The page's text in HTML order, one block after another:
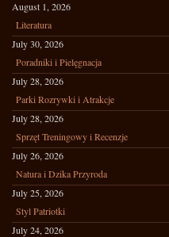
August 1, 2026
Literatura
July 30, 2026
Poradniki i Pielęgnacja
July 28, 2026
Parki Rozrywki i Atrakcje
July 28, 2026
Sprzęt Treningowy i Recenzje
July 26, 2026
Natura i Dzika Przyroda
July 25, 2026
Styl Patriotki
July 24, 2026